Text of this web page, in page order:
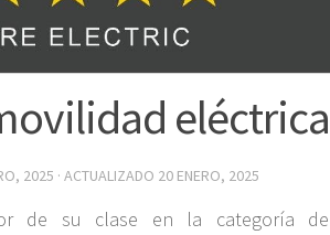
eléctrica
2025 · ACTUALIZADO 20 ENERO, 2025
de su clase en la categoría de